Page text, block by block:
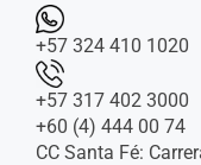
+57 324 410 1020
+57 317 402 3000
+60 (4) 444 00 74
CC Santa Fé: